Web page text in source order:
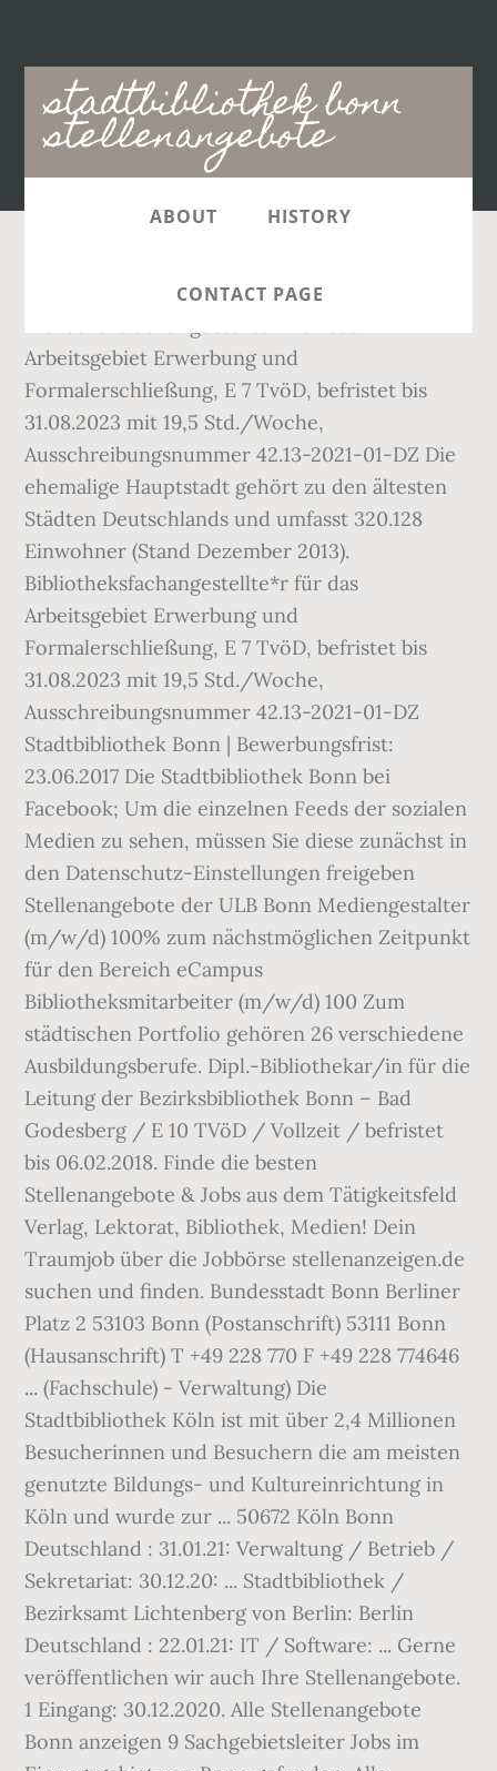
stadtbibliothek bonn
stellenangebote
Main
navigation
ABOUT HISTORY
CONTACT PAGE
Jobs in Bonn Jobs und Unternehmen in Bonn.
Arbeitsgebiet Erwerbung und
Formalerschließung, E 7 TvöD, befristet bis
31.08.2023 mit 19,5 Std./Woche,
Ausschreibungsnummer 42.13-2021-01-DZ Die
ehemalige Hauptstadt gehört zu den ältesten
Städten Deutschlands und umfasst 320.128
Einwohner (Stand Dezember 2013).
Bibliotheksfachangestellte*r für das
Arbeitsgebiet Erwerbung und
Formalerschließung, E 7 TvöD, befristet bis
31.08.2023 mit 19,5 Std./Woche,
Ausschreibungsnummer 42.13-2021-01-DZ
Stadtbibliothek Bonn | Bewerbungsfrist:
23.06.2017 Die Stadtbibliothek Bonn bei
Facebook; Um die einzelnen Feeds der sozialen
Medien zu sehen, müssen Sie diese zunächst in
den Datenschutz-Einstellungen freigeben
Stellenangebote der ULB Bonn Mediengestalter
(m/w/d) 100% zum nächstmöglichen Zeitpunkt
für den Bereich eCampus
Bibliotheksmitarbeiter (m/w/d) 100 Zum
städtischen Portfolio gehören 26 verschiedene
Ausbildungsberufe. Dipl.-Bibliothekar/in für die
Leitung der Bezirksbibliothek Bonn – Bad
Godesberg / E 10 TVöD / Vollzeit / befristet
bis 06.02.2018. Finde die besten
Stellenangebote & Jobs aus dem Tätigkeitsfeld
Verlag, Lektorat, Bibliothek, Medien! Dein
Traumjob über die Jobbörse stellenanzeigen.de
suchen und finden. Bundesstadt Bonn Berliner
Platz 2 53103 Bonn (Postanschrift) 53111 Bonn
(Hausanschrift) T +49 228 770 F +49 228 774646
... (Fachschule) - Verwaltung) Die
Stadtbibliothek Köln ist mit über 2,4 Millionen
Besucherinnen und Besuchern die am meisten
genutzte Bildungs- und Kultureinrichtung in
Köln und wurde zur ... 50672 Köln Bonn
Deutschland : 31.01.21: Verwaltung / Betrieb /
Sekretariat: 30.12.20: ... Stadtbibliothek /
Bezirksamt Lichtenberg von Berlin: Berlin
Deutschland : 22.01.21: IT / Software: ... Gerne
veröffentlichen wir auch Ihre Stellenangebote.
1 Eingang: 30.12.2020. Alle Stellenangebote
Bonn anzeigen 9 Sachgebietsleiter Jobs im